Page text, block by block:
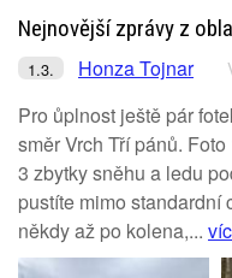
Nejnovější zprávy z
1.3. Honza Tojnar
Pro ůplnost ještě pár
směr Vrch Tří pánů.
3 zbytky sněhu a ledu
pustíte mimo standardní
někdy až po kolena,...